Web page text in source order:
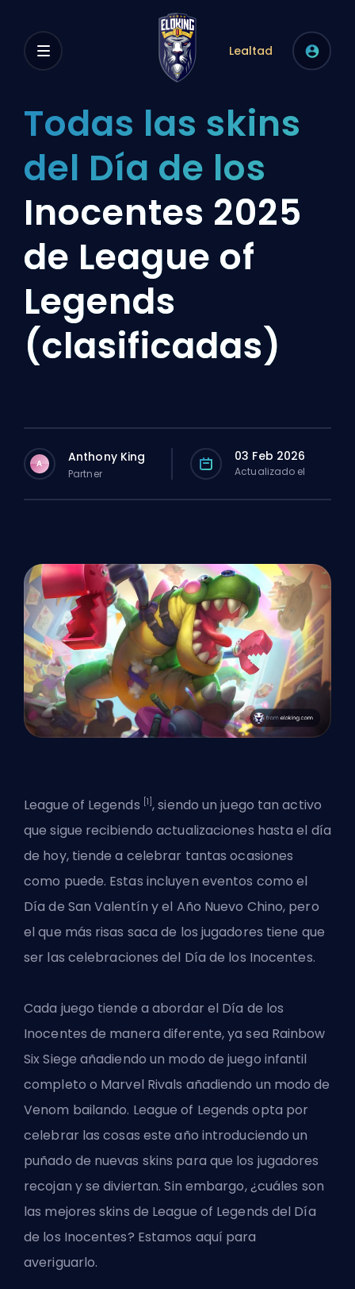
Lealtad
Todas las skins
del Día de los
Inocentes 2025
de League of
Legends
(clasificadas)
A Anthony King
Partner
03 Feb 2026
Actualizado el
League of Legends [1] , siendo un juego tan activo
que sigue recibiendo actualizaciones hasta el día
de hoy, tiende a celebrar tantas ocasiones
como puede. Estas incluyen eventos como el
Día de San Valentín y el Año Nuevo Chino, pero
el que más risas saca de los jugadores tiene que
ser las celebraciones del Día de los Inocentes.
Cada juego tiende a abordar el Día de los
Inocentes de manera diferente, ya sea Rainbow
Six Siege añadiendo un modo de juego infantil
completo o Marvel Rivals añadiendo un modo de
Venom bailando. League of Legends opta por
celebrar las cosas este año introduciendo un
puñado de nuevas skins para que los jugadores
recojan y se diviertan. Sin embargo, ¿cuáles son
las mejores skins de League of Legends del Día
de los Inocentes? Estamos aquí para
averiguarlo.